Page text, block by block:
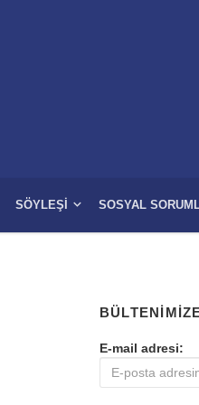
SÖYLEŞI SOSYAL
E-mail adresi: